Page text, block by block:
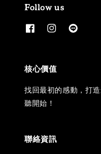
Follow us
核心價值
找回最初的感動，打
聽開始！
聯絡資訊